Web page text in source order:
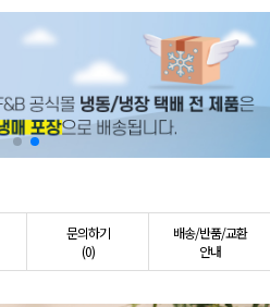
문의하기
(0)
배송/반품/교환
안내